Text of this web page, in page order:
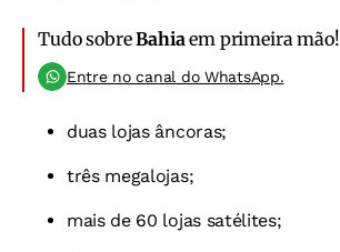
Tudo sobreBahiaem primeira mão!
Entre no canal do WhatsApp.
duas lojas âncoras;
três megalojas;
mais de 60 lojas satélites;